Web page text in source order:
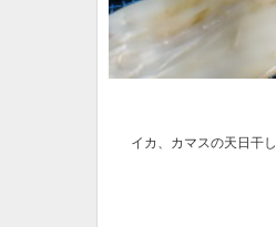
イカ、カマスの天日干し